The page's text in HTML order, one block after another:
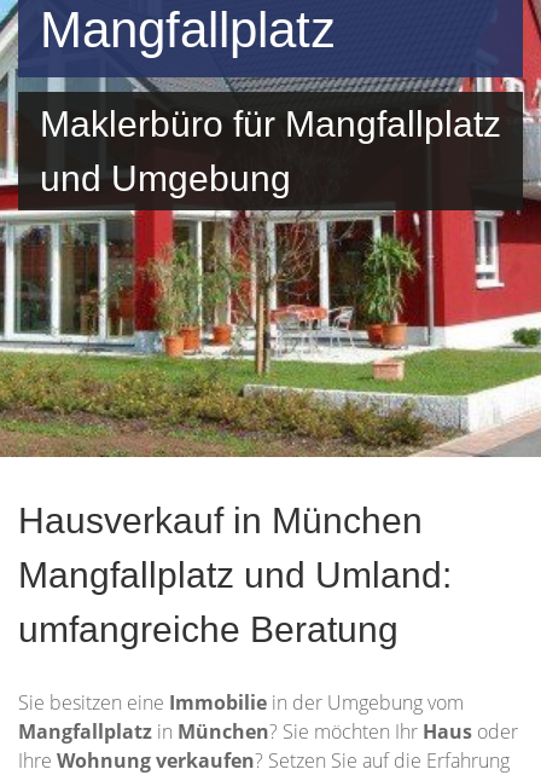
Mangfallplatz
Maklerbüro für Mangfallplatz
und Umgebung
Hausverkauf in München
Mangfallplatz und Umland:
umfangreiche Beratung
Sie besitzen eine Immobilie in der Umgebung vom
Mangfallplatz in München? Sie möchten Ihr Haus oder
Ihre Wohnungverkaufen? Setzen Sie auf die Erfahrung